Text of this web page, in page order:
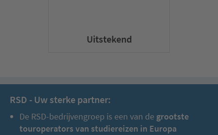
Uitstekend
RSD - Uw sterke partner:
De RSD-bedrijvengroep is een van de grootste
touroperators van studiereizen in Europa